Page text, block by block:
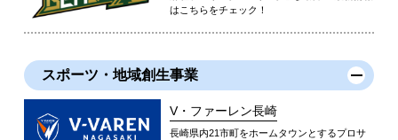
はこちらをチェック！
スポーツ・地域創生事業
V・ファーレン長崎
長崎県内21市町をホームタウンとするプロサ